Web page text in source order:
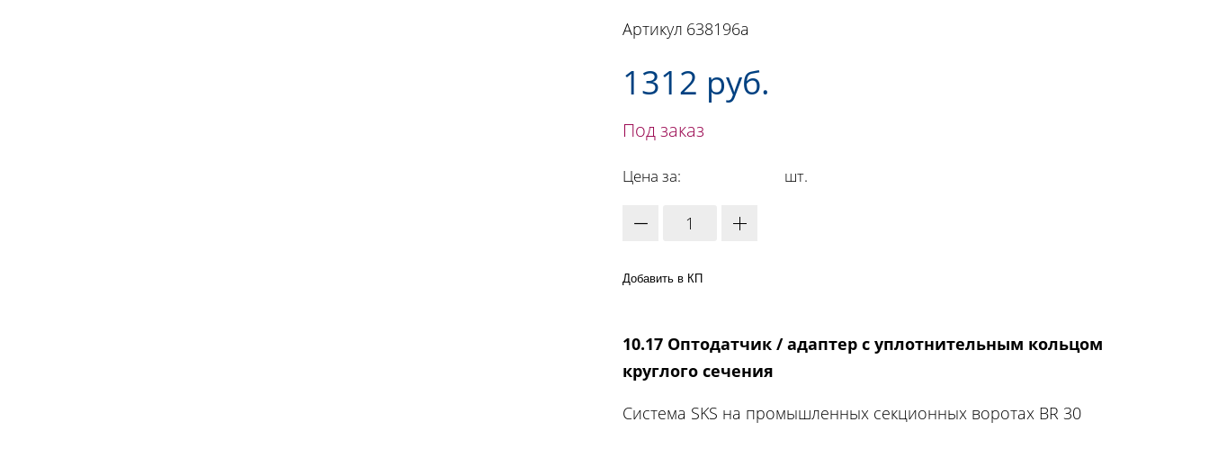
Артикул 638196a
1312 руб.
Под заказ
Цена за: шт.
Добавить в КП
10.17 Оптодатчик / адаптер с уплотнительным кольцом
круглого сечения
Система SKS на промышленных секционных воротах BR 30